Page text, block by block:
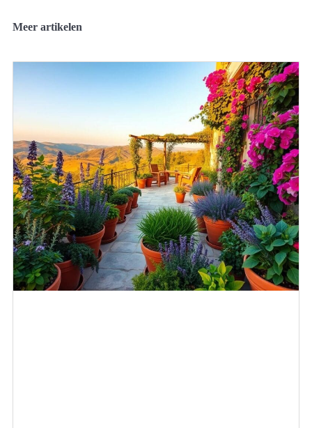
Meer artikelen